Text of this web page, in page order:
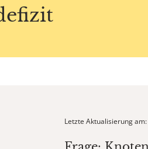
Letzte Aktualisierung